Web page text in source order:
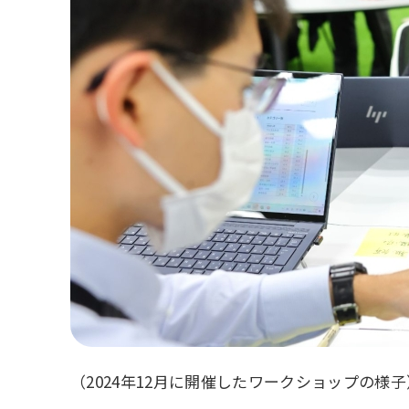
（2024年12月に開催したワークショップの様